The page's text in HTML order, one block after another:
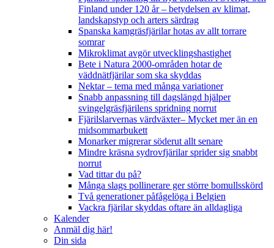
Finland under 120 år– betydelsen av klimat,
landskapstyp och arters särdrag
Spanska kamgräsfjärilar hotas av allt torrare
somrar
Mikroklimat avgör utvecklingshastighet
Bete i Natura 2000-områden hotar de
väddnätfjärilar som ska skyddas
Nektar – tema med många variationer
Snabb anpassning till dagslängd hjälper
svingelgräsfjärilens spridning norrut
Fjärilslarvernas värdväxter– Mycket mer än en
midsommarbukett
Monarker migrerar söderut allt senare
Mindre kräsna sydrovfjärilar sprider sig snabbt
norrut
Vad tittar du på?
Många slags pollinerare ger större bomullsskörd
Två generationer påfågelöga i Belgien
Vackra fjärilar skyddas oftare än alldagliga
Kalender
Anmäl dig här!
Din sida